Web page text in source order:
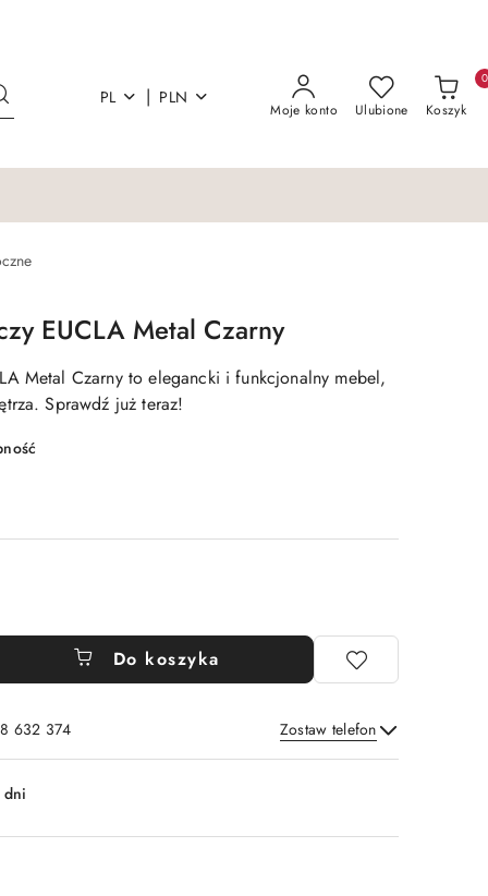
PL | PLN
Moje konto Ulubione Koszyk
0
EUCLA Metal Czarny
Metal Czarny to elegancki i funkcjonalny mebel,
Sprawdź już teraz!
Do koszyka
632 374 Zostaw telefon
Wyślij
dni